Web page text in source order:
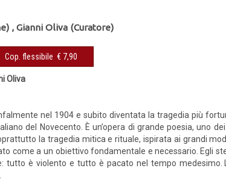
,Gianni Oliva (Curatore)
Cop. flessibile € 7,90
Oliva
nel 1904 e subito diventata la tragedia più
del Novecento. È un’opera di grande poesia, uno
la tragedia mitica e rituale, ispirata ai grandi
come a un obiettivo fondamentale e necessario. Egli
tutto è violento e tutto è pacato nel tempo medesimo.